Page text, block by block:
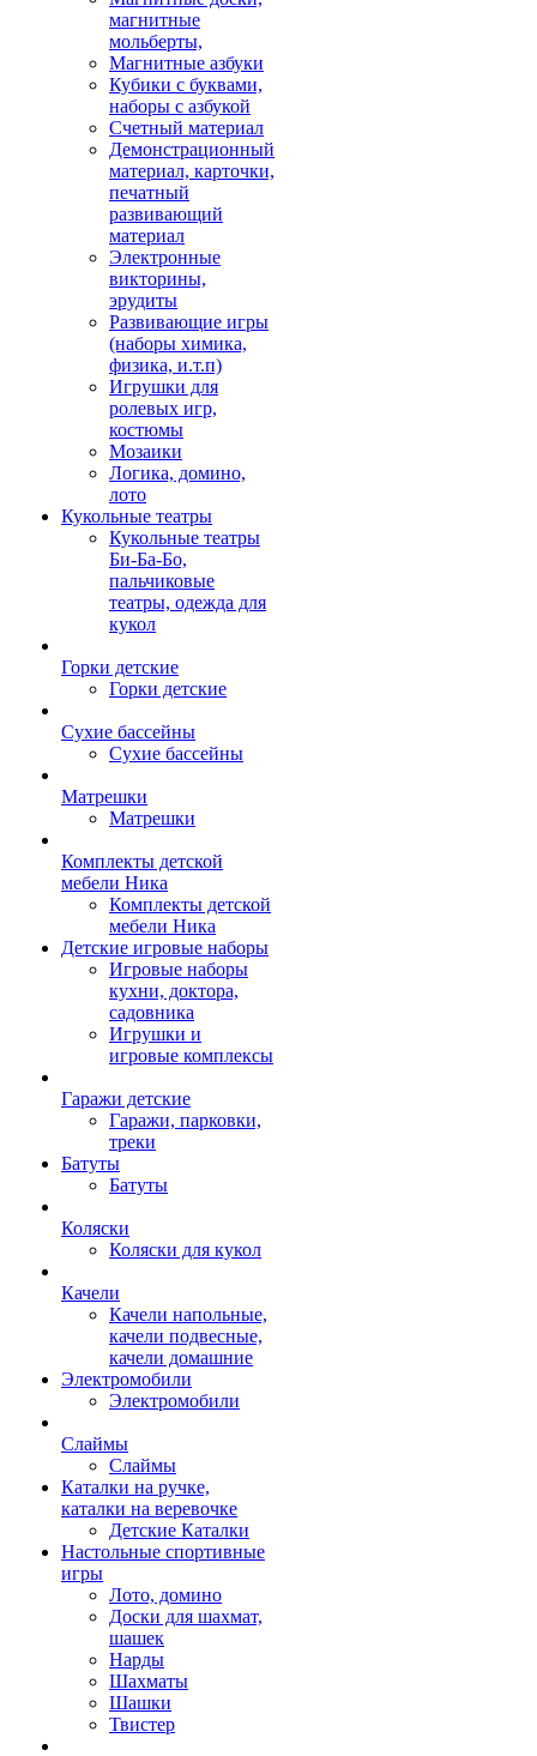
магнитные
мольберты,
Магнитные азбуки
Кубики с буквами,
наборы с азбукой
Счетный материал
Демонстрационный
материал, карточки,
печатный
развивающий
материал
Электронные
викторины,
эрудиты
Развивающие игры
(наборы химика,
физика, и.т.п)
Игрушки для
ролевых игр,
костюмы
Мозаики
Логика, домино,
лото
Кукольные театры
Кукольные театры
Би-Ба-Бо,
пальчиковые
театры, одежда для
кукол
Горки детские
Горки детские
Сухие бассейны
Сухие бассейны
Матрешки
Матрешки
Комплекты детской
мебели Ника
Комплекты детской
мебели Ника
Детские игровые наборы
Игровые наборы
кухни, доктора,
садовника
Игрушки и
игровые комплексы
Гаражи детские
Гаражи, парковки,
треки
Батуты
Батуты
Коляски
Коляски для кукол
Качели
Качели напольные,
качели подвесные,
качели домашние
Электромобили
Электромобили
Слаймы
Слаймы
Каталки на ручке,
каталки на веревочке
Детские Каталки
Настольные спортивные
игры
Лото, домино
Доски для шахмат,
шашек
Нарды
Шахматы
Шашки
Твистер